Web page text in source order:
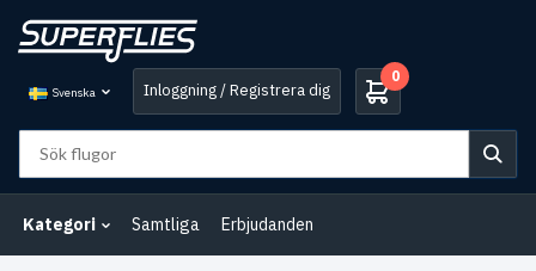
Svenska Inloggning / Registrera dig
0
Kategori Samtliga Erbjudanden